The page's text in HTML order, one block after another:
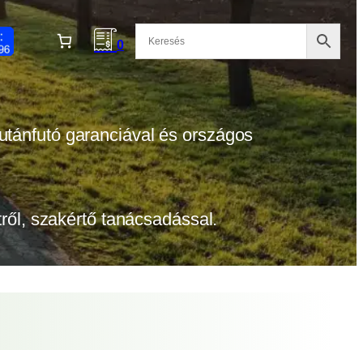
0
garanciával és országos
szakértő tanácsadással.